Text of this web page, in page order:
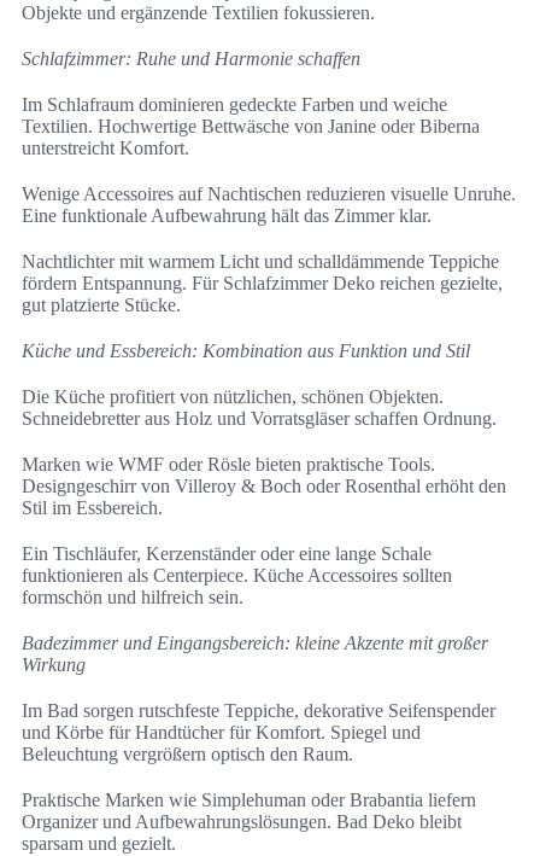
Objekte und ergänzende Textilien fokussieren.
Schlafzimmer: Ruhe und Harmonie schaffen
Im Schlafraum dominieren gedeckte Farben und weiche
Textilien. Hochwertige Bettwäsche von Janine oder Biberna
unterstreicht Komfort.
Wenige Accessoires auf Nachtischen reduzieren visuelle Unruhe.
Eine funktionale Aufbewahrung hält das Zimmer klar.
Nachtlichter mit warmem Licht und schalldämmende Teppiche
fördern Entspannung. Für Schlafzimmer Deko reichen gezielte,
gut platzierte Stücke.
Küche und Essbereich: Kombination aus Funktion und Stil
Die Küche profitiert von nützlichen, schönen Objekten.
Schneidebretter aus Holz und Vorratsgläser schaffen Ordnung.
Marken wie WMF oder Rösle bieten praktische Tools.
Designgeschirr von Villeroy & Boch oder Rosenthal erhöht den
Stil im Essbereich.
Ein Tischläufer, Kerzenständer oder eine lange Schale
funktionieren als Centerpiece. Küche Accessoires sollten
formschön und hilfreich sein.
Badezimmer und Eingangsbereich: kleine Akzente mit großer
Wirkung
Im Bad sorgen rutschfeste Teppiche, dekorative Seifenspender
und Körbe für Handtücher für Komfort. Spiegel und
Beleuchtung vergrößern optisch den Raum.
Praktische Marken wie Simplehuman oder Brabantia liefern
Organizer und Aufbewahrungslösungen. Bad Deko bleibt
sparsam und gezielt.